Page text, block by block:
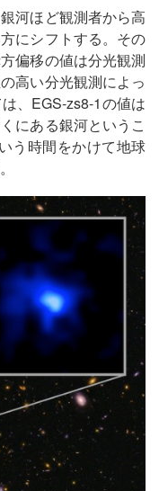
河ほど観測者から高
にシフトする。その
偏移の値は分光観測
高い分光観測によっ
、EGS-zs8-1の値は
にある銀河というこ
う時間をかけて地球